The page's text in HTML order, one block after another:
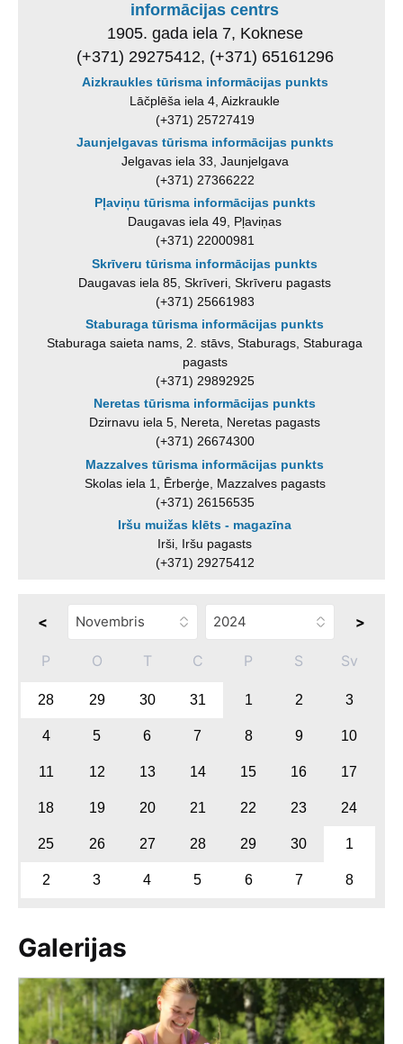
informācijas centrs
1905. gada iela 7, Koknese
(+371) 29275412, (+371) 65161296
Aizkraukles tūrisma informācijas punkts
Lāčplēša iela 4, Aizkraukle
(+371) 25727419
Jaunjelgavas tūrisma informācijas punkts
Jelgavas iela 33, Jaunjelgava
(+371) 27366222
Pļaviņu tūrisma informācijas punkts
Daugavas iela 49, Pļaviņas
(+371) 22000981
Skrīveru tūrisma informācijas punkts
Daugavas iela 85, Skrīveri, Skrīveru pagasts
(+371) 25661983
Staburaga tūrisma informācijas punkts
Staburaga saieta nams, 2. stāvs, Staburags, Staburaga
pagasts
(+371) 29892925
Neretas tūrisma informācijas punkts
Dzirnavu iela 5, Nereta, Neretas pagasts
(+371) 26674300
Mazzalves tūrisma informācijas punkts
Skolas iela 1, Ērberģe, Mazzalves pagasts
(+371) 26156535
Iršu muižas klēts - magazīna
Irši, Iršu pagasts
(+371) 29275412
< >
P O T C P S Sv
28 29 30 31 1 2 3
4 5 6 7 8 9 10
11 12 13 14 15 16 17
18 19 20 21 22 23 24
25 26 27 28 29 30 1
2 3 4 5 6 7 8
Galerijas